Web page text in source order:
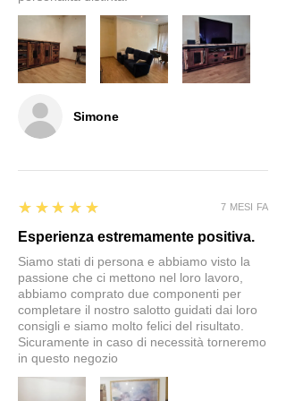
Simone
5
★★★★★
Esperienza estremamente positiva.
Siamo stati di persona e abbiamo visto la
passione che ci mettono nel loro lavoro,
abbiamo comprato due componenti per
completare il nostro salotto guidati dai loro
consigli e siamo molto felici del risultato.
Sicuramente in caso di necessità torneremo
in questo negozio
7 MESI FA